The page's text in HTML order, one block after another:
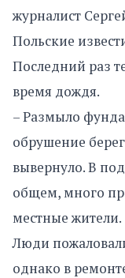
журналист
Польские
Последний раз
время дождя.
– Размыло
обрушение
вывернуло. В
общем, много
местные жители.
Люди
однако в